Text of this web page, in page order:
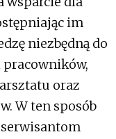
im
niezbędną do
oraz
W ten sposób